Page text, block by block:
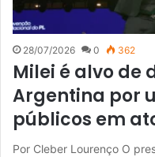
28/07/2026 0 362
Milei é alvo de
Argentina por
públicos em
Por Cleber Lourenço O